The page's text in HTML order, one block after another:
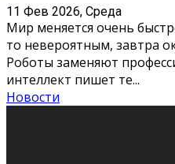
11 Фев 2026, Среда
Стресс – нормальная
факторов,
больше, чем ресурсов.
стрессовым состояни
Новости